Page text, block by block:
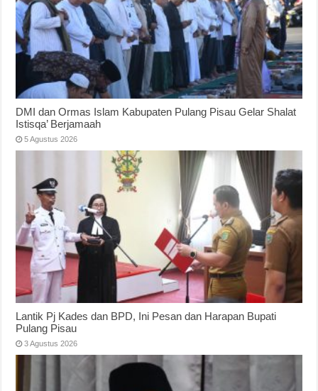
DMI dan Ormas Islam Kabupaten Pulang Pisau Gelar Shalat
Istisqa’ Berjamaah
5 Agustus 2026
Lantik Pj Kades dan BPD, Ini Pesan dan Harapan Bupati
Pulang Pisau
3 Agustus 2026